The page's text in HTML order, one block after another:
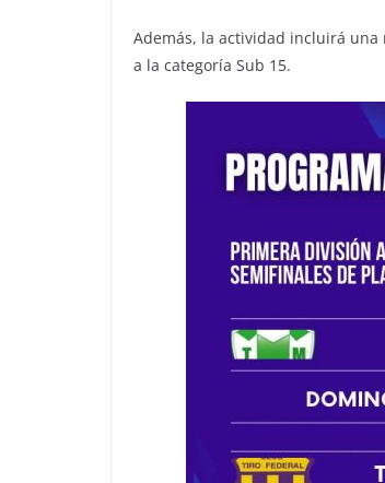
Además, la actividad incluirá
a la categoría Sub 15.